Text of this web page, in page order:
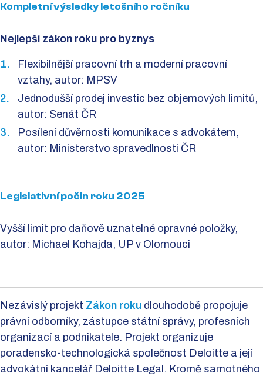
Kompletní výsledky letošního ročníku
Nejlepší zákon roku pro byznys
Flexibilnější pracovní trh a moderní pracovní
vztahy, autor: MPSV
Jednodušší prodej investic bez objemových limitů,
autor: Senát ČR
Posílení důvěrnosti komunikace s advokátem,
autor: Ministerstvo spravedlnosti ČR
Legislativní počin roku 2025
Vyšší limit pro daňově uznatelné opravné položky,
autor: Michael Kohajda, UP v Olomouci
Nezávislý projekt Zákon roku dlouhodobě propojuje
právní odborníky, zástupce státní správy, profesních
organizací a podnikatele. Projekt organizuje
poradensko-technologická společnost Deloitte a její
advokátní kancelář Deloitte Legal. Kromě samotného